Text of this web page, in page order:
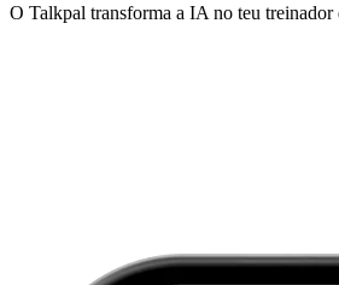
O Talkpal transforma a IA no teu treinador